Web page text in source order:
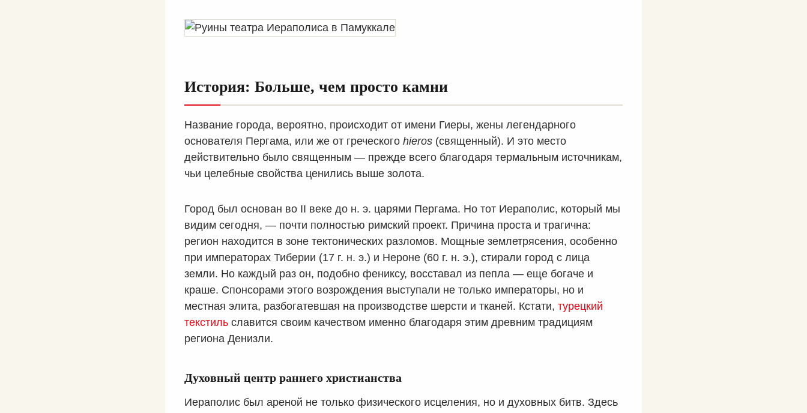
История: Больше, чем просто камни
Название города, вероятно, происходит от имени Гиеры, жены легендарного
основателя Пергама, или же от греческого hieros (священный). И это место
действительно было священным — прежде всего благодаря термальным источникам,
чьи целебные свойства ценились выше золота.
Город был основан во II веке до н. э. царями Пергама. Но тот Иераполис, который мы
видим сегодня, — почти полностью римский проект. Причина проста и трагична:
регион находится в зоне тектонических разломов. Мощные землетрясения, особенно
при императорах Тиберии (17 г. н. э.) и Нероне (60 г. н. э.), стирали город с лица
земли. Но каждый раз он, подобно фениксу, восставал из пепла — еще богаче и
краше. Спонсорами этого возрождения выступали не только императоры, но и
местная элита, разбогатевшая на производстве шерсти и тканей. Кстати, турецкий
текстиль славится своим качеством именно благодаря этим древним традициям
региона Денизли.
Духовный центр раннего христианства
Иераполис был ареной не только физического исцеления, но и духовных битв. Здесь